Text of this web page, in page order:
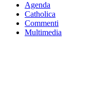
Agenda
Catholica
Commenti
Multimedia